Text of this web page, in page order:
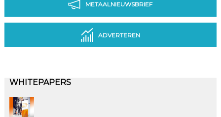
METAALNIEUWSBRIEF
ADVERTEREN
WHITEPAPERS